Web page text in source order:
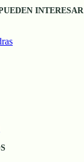
INTERESAR